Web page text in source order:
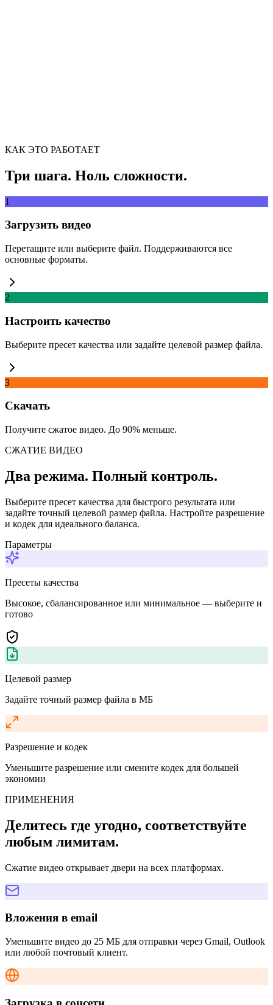
КАК ЭТО РАБОТАЕТ
Три шага. Ноль сложности.
1
Загрузить видео
Перетащите или выберите файл. Поддерживаются все
основные форматы.
2
Настроить качество
Выберите пресет качества или задайте целевой размер файла.
3
Скачать
Получите сжатое видео. До 90% меньше.
СЖАТИЕ ВИДЕО
Два режима. Полный контроль.
Выберите пресет качества для быстрого результата или
задайте точный целевой размер файла. Настройте разрешение
и кодек для идеального баланса.
Параметры
Пресеты качества
Высокое, сбалансированное или минимальное — выберите и
готово
Целевой размер
Задайте точный размер файла в МБ
Разрешение и кодек
Уменьшите разрешение или смените кодек для большей
экономии
ПРИМЕНЕНИЯ
Делитесь где угодно, соответствуйте
любым лимитам.
Сжатие видео открывает двери на всех платформах.
Вложения в email
Уменьшите видео до 25 МБ для отправки через Gmail, Outlook
или любой почтовый клиент.